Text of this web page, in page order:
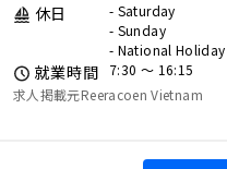
休日
- Saturday
- Sunday
- National Holiday
就業時間
7:30 〜 16:15
求人掲載元Reeracoen Vietnam